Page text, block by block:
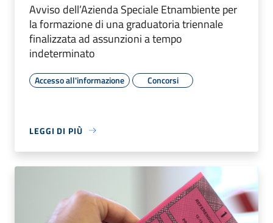
Avviso dell’Azienda Speciale Etnambiente per
la formazione di una graduatoria triennale
finalizzata ad assunzioni a tempo
indeterminato
Accesso all'informazione Concorsi
LEGGI DI PIÙ